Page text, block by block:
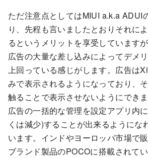
ただ注意点としてはMIUI a.k.a ADUI
り、先程も言いましたとおりそれに
るというメリットを享受しています
広告の大量な差し込みによってデメ
上回っている感じがします。広告は
みで表示されるようになっており、
触ることで表示させないようにでき
広告の一括的な管理を設定アプリ内
くは減少)することが出来るようにな
います。インドやヨーロッパ市場で
ブランド製品のPOCOに搭載されて